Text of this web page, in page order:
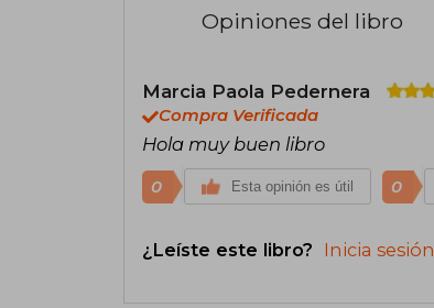
Opiniones del libro
Marcia Paola Pedernera
Compra Verificada
Hola muy buen libro
0 Esta opinión es útil 0
¿Leíste este libro? Inicia sesión